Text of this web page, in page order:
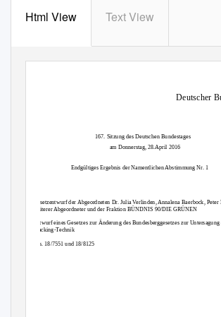
Html View Text View
Deutscher
167. Sitzung des Deutschen Bundestages
am Donnerstag, 28.April 2016
Endgültiges Ergebnis der Namentlichen Abstimmung Nr. 1
Gesetzentwurf der Abgeordneten Dr. Julia Verlinden, Annalena Baerbock, Peter
weiterer Abgeordneter und der Fraktion BÜNDNIS 90/DIE GRÜNEN
Entwurf eines Gesetzes zur Änderung des Bundesberggesetzes zur Untersagung
Fracking-Technik
Drs. 18/7551 und 18/8125